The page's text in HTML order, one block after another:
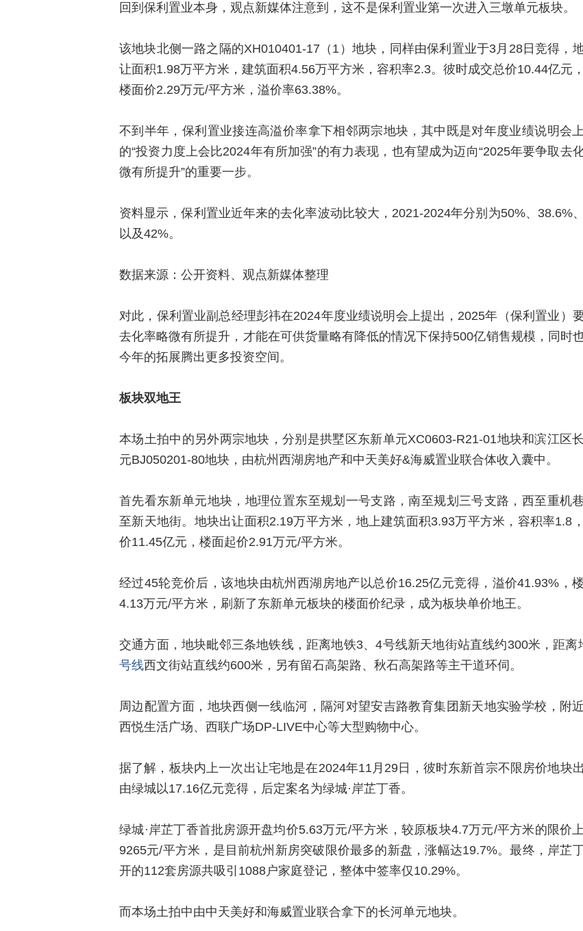
回到保利置业本身，观点新媒体注意到，这不是保利置业第一次进入三墩单元板块。
该地块北侧一路之隔的XH010401-17（1）地块，同样由保利置业于3月28日竞得，
让面积1.98万平方米，建筑面积4.56万平方米，容积率2.3。彼时成交总价10.44亿元
楼面价2.29万元/平方米，溢价率63.38%。
不到半年，保利置业接连高溢价率拿下相邻两宗地块，其中既是对年度业绩说明会
的“投资力度上会比2024年有所加强”的有力表现，也有望成为迈向“2025年要争取去
微有所提升”的重要一步。
资料显示，保利置业近年来的去化率波动比较大，2021-2024年分别为50%、38.6%
以及42%。
数据来源：公开资料、观点新媒体整理
对此，保利置业副总经理彭祎在2024年度业绩说明会上提出，2025年（保利置业）
去化率略微有所提升，才能在可供货量略有降低的情况下保持500亿销售规模，同时
今年的拓展腾出更多投资空间。
板块双地王
本场土拍中的另外两宗地块，分别是拱墅区东新单元XC0603-R21-01地块和滨江区
元BJ050201-80地块，由杭州西湖房地产和中天美好&海威置业联合体收入囊中。
首先看东新单元地块，地理位置东至规划一号支路，南至规划三号支路，西至重机
至新天地街。地块出让面积2.19万平方米，地上建筑面积3.93万平方米，容积率1.8
价11.45亿元，楼面起价2.91万元/平方米。
经过45轮竞价后，该地块由杭州西湖房地产以总价16.25亿元竞得，溢价41.93%，
4.13万元/平方米，刷新了东新单元板块的楼面价纪录，成为板块单价地王。
交通方面，地块毗邻三条地铁线，距离地铁3、4号线新天地街站直线约300米，距离
号线西文街站直线约600米，另有留石高架路、秋石高架路等主干道环伺。
周边配置方面，地块西侧一线临河，隔河对望安吉路教育集团新天地实验学校，附
西悦生活广场、西联广场DP-LIVE中心等大型购物中心。
据了解，板块内上一次出让宅地是在2024年11月29日，彼时东新首宗不限房价地块出
由绿城以17.16亿元竞得，后定案名为绿城·岸芷丁香。
绿城·岸芷丁香首批房源开盘均价5.63万元/平方米，较原板块4.7万元/平方米的限价
9265元/平方米，是目前杭州新房突破限价最多的新盘，涨幅达19.7%。最终，岸芷
开的112套房源共吸引1088户家庭登记，整体中签率仅10.29%。
而本场土拍中由中天美好和海威置业联合拿下的长河单元地块。